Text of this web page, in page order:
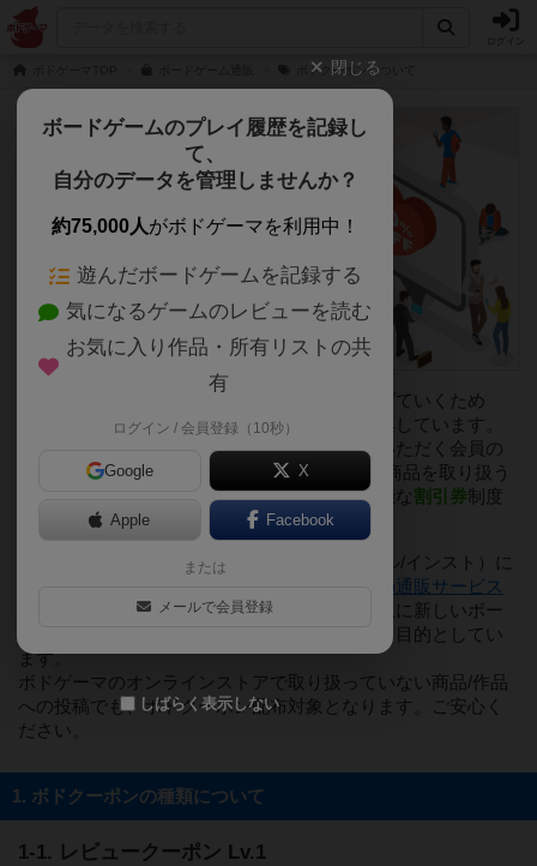
ボドクーポンについて
ボドゲーマは、ボードゲームの魅力をより広げていくため
に、ユーザーの皆様から各種情報の投稿を募集しています。
普段ご利用いただいている・これからご利用いただく会員の
皆様に感謝の気持ちを込めて、約7,500種類の商品を取り扱う
ボードゲーム専門オンラインストアで利用可能な割引券制度
を開始しました。
主に、情報投稿（レビュー・戦略/コツ・ルール/インスト）に
ボードゲームの通販サービス
をご利用いただいている皆様に、これまで以上に新しいボー
ドゲームを購入しやすい環境を提供することを目的としてい
ます。
ボドゲーマのオンラインストアで取り扱っていない商品/作品
への投稿でも、ボドクーポン配布対象となります。ご安心く
ださい。
1. ボドクーポンの種類について
1-1. レビュークーポン Lv.1
閉じる
ボードゲームのプレイ履歴を記録し
て、
自分のデータを管理しませんか？
約75,000人がボドゲーマを利用中！
遊んだボードゲームを記録する
気になるゲームのレビューを読む
お気に入り作品・所有リストの共
有
ログイン / 会員登録（10秒）
Google X
Apple Facebook
または
メールで会員登録
しばらく表示しない